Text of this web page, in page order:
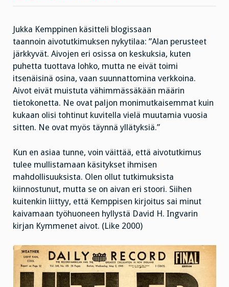
Jukka Kemppinen käsitteli blogissaan
taannoin aivotutkimuksen nykytilaa: ”Alan perusteet
järkkyvät. Aivojen eri osissa on keskuksia, kuten
puhetta tuottava lohko, mutta ne eivät toimi
itsenäisinä osina, vaan suunnattomina verkkoina.
Aivot eivät muistuta vähimmässäkään määrin
tietokonetta. Ne ovat paljon monimutkaisemmat kuin
kukaan olisi tohtinut kuvitella vielä muutamia vuosia
sitten. Ne ovat myös täynnä yllätyksiä.”
Kun en asiaa tunne, voin väittää, että aivotutkimus
tulee mullistamaan käsitykset ihmisen
mahdollisuuksista. Olen ollut tutkimuksista
kiinnostunut, mutta se on aivan eri stoori. Siihen
kuitenkin liittyy, että Kemppisen kirjoitus sai minut
kaivamaan työhuoneen hyllystä David H. Ingvarin
kirjan Kymmenet aivot. (Like 2000)